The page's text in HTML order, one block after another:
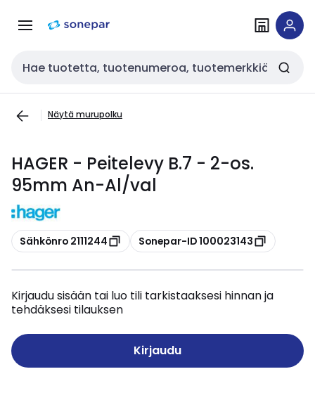
navigointiinsisältöön
Haku
Näytä murupolku
HAGER - Peitelevy B.7 - 2-os.
95mm An-Al/val
Kopioi
Sähkönro 2111244 Kopioi
Sonepar-ID 100023143
Kirjaudu sisään tai luo tili tarkistaaksesi hinnan ja
tehdäksesi tilauksen
Kirjaudu